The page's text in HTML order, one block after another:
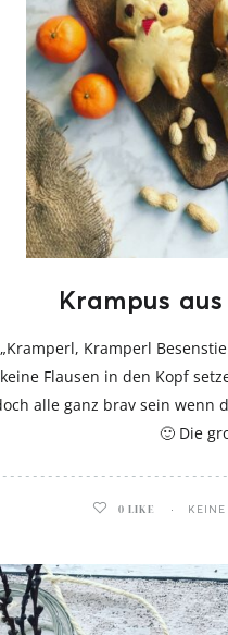
Krampus
„Kramperl, Kramperl
keine Flausen in den Kopf
alle ganz brav sein wenn
🙂 Die
0 LIKE